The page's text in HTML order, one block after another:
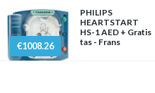
€1008.26
PHILIPS
HEARTSTART
HS-1 AED + Gratis
tas - Frans